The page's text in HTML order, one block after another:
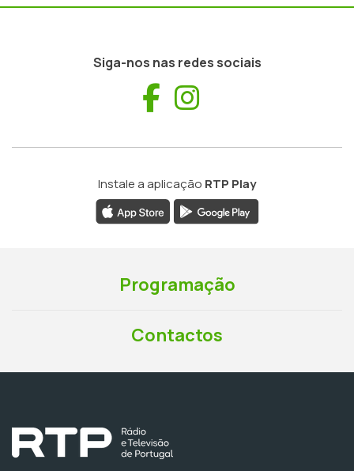
Siga-nos nas redes sociais
Facebook
Instale a aplicação RTP Play
Programação
Contactos